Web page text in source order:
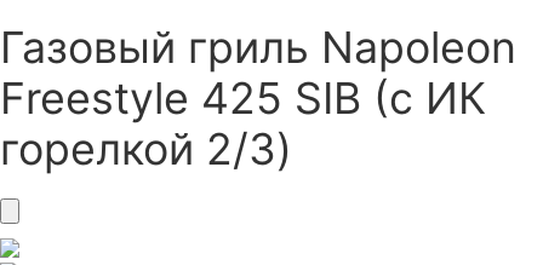
Газовый гриль Napoleon
Freestyle 425 SIB (с ИК
горелкой 2/3)